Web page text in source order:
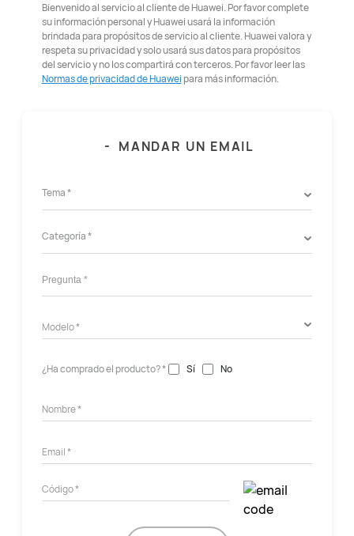
Bienvenido al servicio al cliente de Huawei. Por favor complete
su información personal y Huawei usará la información
brindada para propósitos de servicio al cliente. Huawei valora y
respeta su privacidad y solo usará sus datos para propósitos
del servicio y no los compartirá con terceros. Por favor leer las
Normas de privacidad de Huawei para más información.
- MANDAR UN EMAIL
Tema *
Categoría *
¿Ha comprado el producto? * Sí No